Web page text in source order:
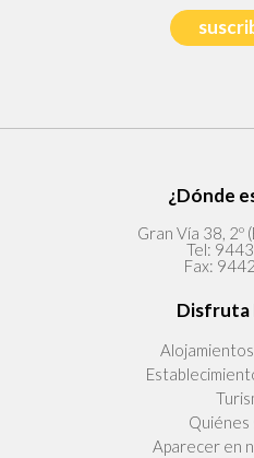
¿Dónde
Gran Vía 38, 2º
Tel:
Fax:
Disfruta
Quiénes
Aparecer en